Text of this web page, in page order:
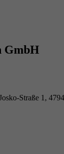
GmbH
Straße 1,